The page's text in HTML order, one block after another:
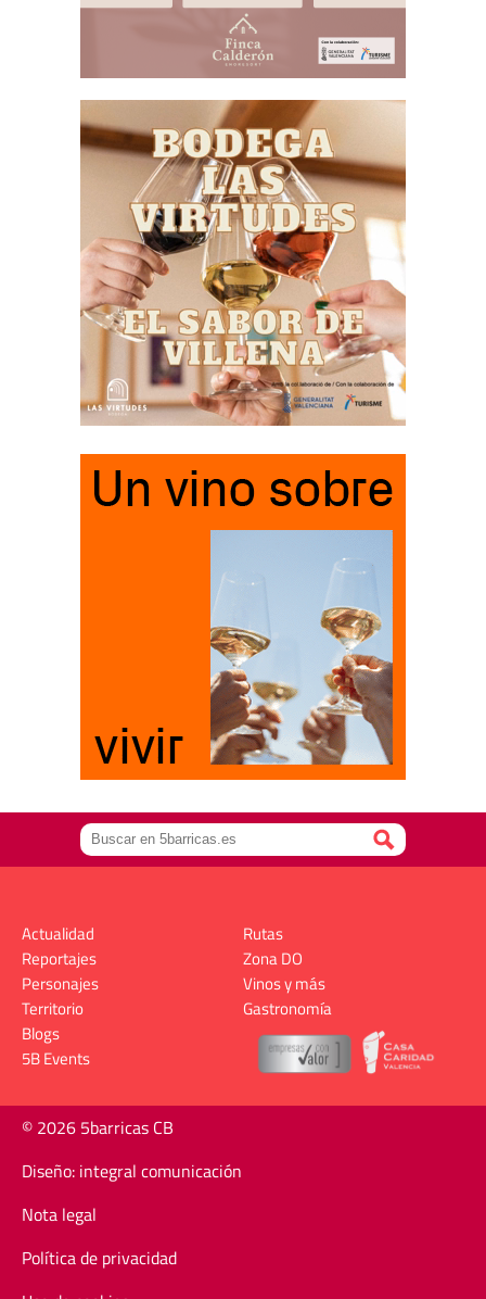
Actualidad
Reportajes
Personajes
Territorio
Rutas
Zona DO
Vinos y más
Gastronomía
Blogs
5B Events
© 2026 5barricas CB
Diseño: integral comunicación
Nota legal
Política de privacidad